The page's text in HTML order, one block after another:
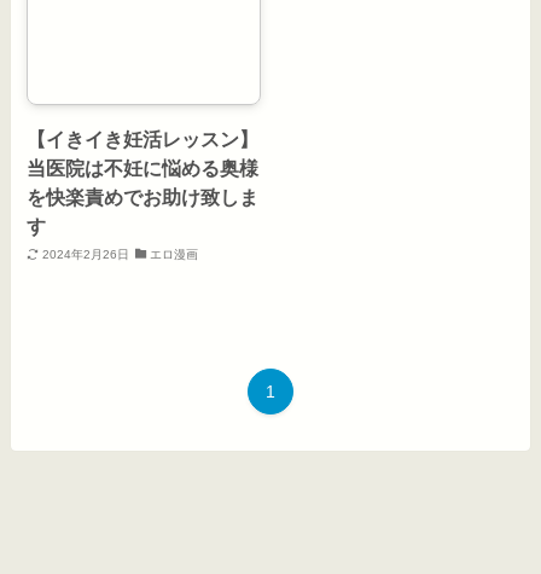
【イきイき妊活レッスン】
当医院は不妊に悩める奥様
を快楽責めでお助け致しま
す
2024年2月26日 エロ漫画
1